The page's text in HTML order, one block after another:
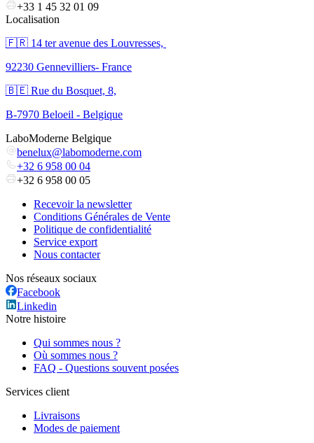
+33 1 45 32 01 09
Localisation
🇫🇷 ​14 ter avenue des Louvresses,
92230 Gennevilliers- France
🇧🇪 Rue du Bosquet, 8,
B-7970 Beloeil - Belgique
LaboModerne Belgique
benelux@labomoderne.com
+32 6 958 00 04
+32 6 958 00 05
Recevoir la newsletter
Conditions Générales de Vente
Politique de confidentialité
Service export
Nous contacter
Nos réseaux sociaux
Facebook
Linkedin
Notre histoire
Qui sommes nous ?
Où sommes nous ?
FAQ - Questions souvent posées
Services client
Livraisons
Modes de paiement